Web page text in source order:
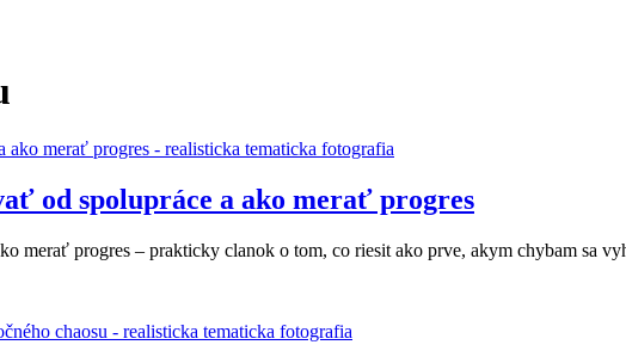
od spolupráce a ako merať progres
merať progres – prakticky clanok o tom, co riesit ako prve, akym chybam sa